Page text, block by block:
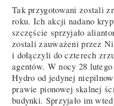
Tak przygotowani zostali
roku. Ich akcji nadano
szczęście sprzyjało
zostali zauważeni przez
i dołączyli do czterech
agentów. W nocy 28
Hydro od jedynej
prawie pionowej skalnej
budynki. Sprzyjało im